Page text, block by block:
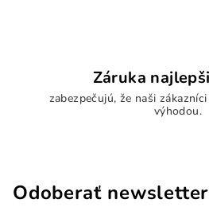
Záruka
zabezpečujú, že naši
výhodou.
Odoberať newsletter